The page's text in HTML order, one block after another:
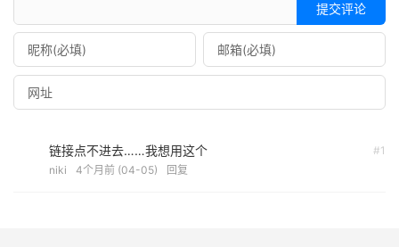
提交评论
#1
链接点不进去……我想用这个
niki 4个月前 (04-05) 回复